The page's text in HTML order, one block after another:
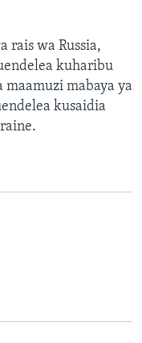
rais wa Russia,
kuharibu
mabaya ya
kusaidia